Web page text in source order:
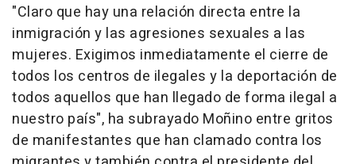
"Claro que hay una relación directa entre la
inmigración y las agresiones sexuales a las
mujeres. Exigimos inmediatamente el cierre de
todos los centros de ilegales y la deportación de
todos aquellos que han llegado de forma ilegal a
nuestro país", ha subrayado Moñino entre gritos
de manifestantes que han clamado contra los